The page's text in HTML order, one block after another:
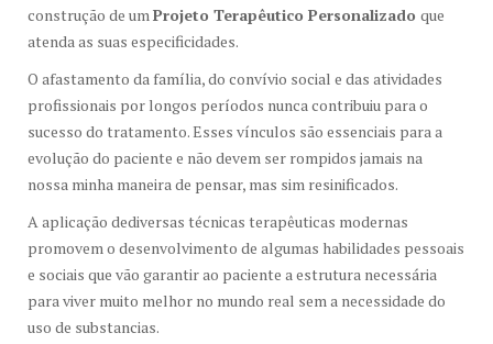
construção de umProjeto Terapêutico Personalizado que
atenda as suas especificidades.
O afastamento da família, do convívio social e das atividades
profissionais por longos períodos nunca contribuiu para o
sucesso do tratamento. Esses vínculos são essenciais para a
evolução do paciente e não devem ser rompidos jamais na
nossa minha maneira de pensar, mas sim resinificados.
A aplicação dediversas técnicas terapêuticas modernas
promovem o desenvolvimento de algumas habilidades pessoais
e sociais que vão garantir ao paciente a estrutura necessária
para viver muito melhor no mundo real sem a necessidade do
uso de substancias.